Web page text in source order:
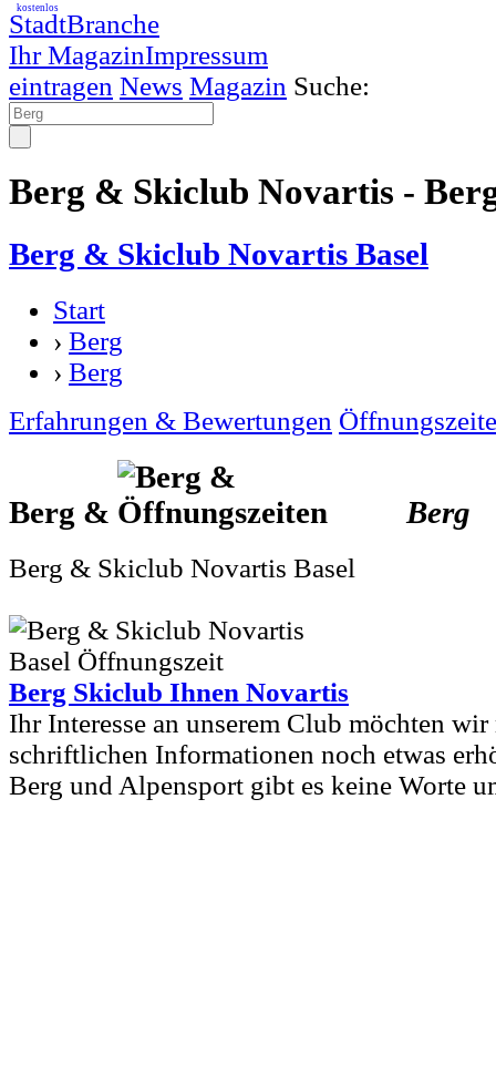
StadtBranche
Ihr MagazinImpressum
kostenlos
eintragen News Magazin Suche:
Berg & Skiclub Novartis -
Berg & Skiclub Novartis Basel
Start
› Berg
› Berg
Erfahrungen & Bewertungen
Berg & Berg
Berg & Skiclub Novartis Basel
Berg Skiclub Ihnen Novartis
Ihr Interesse an unserem Club möchten
schriftlichen Informationen noch etwas
Berg und Alpensport gibt es keine Worte